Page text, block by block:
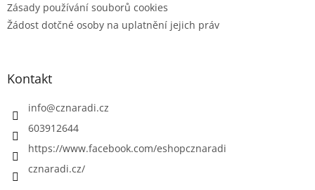
Zásady používání souborů cookies
Žádost dotčné osoby na uplatnění jejich práv
Kontakt
info@cznaradi.cz
603912644
https://www.facebook.com/eshopcznaradi
cznaradi.cz/